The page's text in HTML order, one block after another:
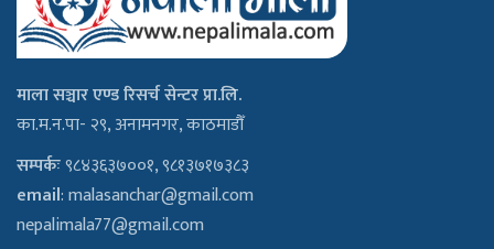
माला सञ्चार एण्ड रिसर्च सेन्टर प्रा.लि.
का.म.न.पा- २९, अनामनगर, काठमाडौँ
सम्पर्कः९८४३६३७००१, ९८१३७१७३८३
email:malasanchar@gmail.com
nepalimala77@gmail.com